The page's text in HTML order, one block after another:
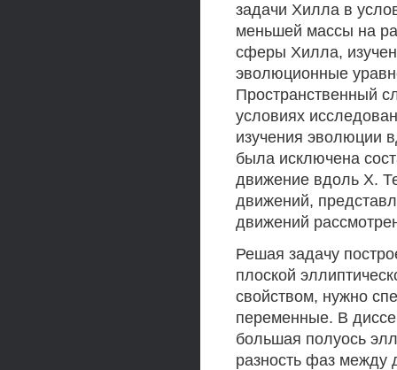
задачи Хилла в
меньшей массы на
сферы Хилла,
эволюционные
Пространственный
условиях
изучения эволюции
была исключена
движение вдоль X.
движений,
движений
Решая задачу
плоской
свойством, нужно
переменные. В
большая полуось
разность фаз между